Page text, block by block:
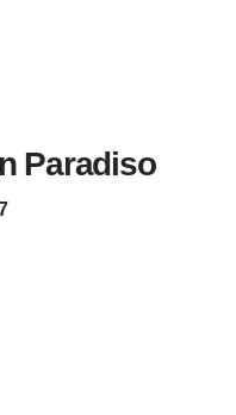
Paradiso